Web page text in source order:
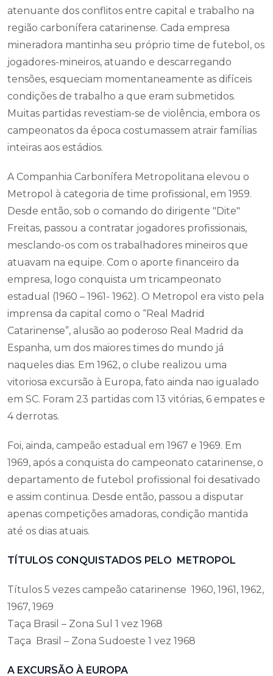
atenuante dos conflitos entre capital e trabalho na
região carbonífera catarinense. Cada empresa
mineradora mantinha seu próprio time de futebol, os
jogadores-mineiros, atuando e descarregando
tensões, esqueciam momentaneamente as difíceis
condições de trabalho a que eram submetidos.
Muitas partidas revestiam-se de violência, embora os
campeonatos da época costumassem atrair famílias
inteiras aos estádios.
A Companhia Carbonífera Metropolitana elevou o
Metropol à categoria de time profissional, em 1959.
Desde então, sob o comando do dirigente "Dite"
Freitas, passou a contratar jogadores profissionais,
mesclando-os com os trabalhadores mineiros que
atuavam na equipe. Com o aporte financeiro da
empresa, logo conquista um tricampeonato
estadual (1960 – 1961- 1962). O Metropol era visto pela
imprensa da capital como o “Real Madrid
Catarinense”, alusão ao poderoso Real Madrid da
Espanha, um dos maiores times do mundo já
naqueles dias. Em 1962, o clube realizou uma
vitoriosa excursão à Europa, fato ainda nao igualado
em SC. Foram 23 partidas com 13 vitórias, 6 empates e
4 derrotas.
Foi, ainda, campeão estadual em 1967 e 1969. Em
1969, após a conquista do campeonato catarinense, o
departamento de futebol profissional foi desativado
e assim continua. Desde então, passou a disputar
apenas competições amadoras, condição mantida
até os dias atuais.
TÍTULOS CONQUISTADOS PELO METROPOL
Títulos 5 vezes campeão catarinense 1960, 1961, 1962,
1967, 1969
Taça Brasil – Zona Sul 1 vez 1968
Taça Brasil – Zona Sudoeste 1 vez 1968
A EXCURSÃO À EUROPA